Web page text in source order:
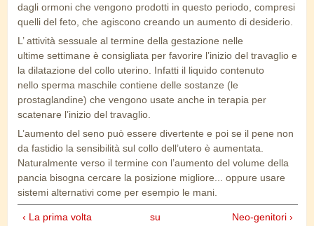
dagli ormoni che vengono prodotti in questo periodo, compresi
quelli del feto, che agiscono creando un aumento di desiderio.
L’ attività sessuale al termine della gestazione nelle
ultime settimane è consigliata per favorire l’inizio del travaglio e
la dilatazione del collo uterino. Infatti il liquido contenuto
nello sperma maschile contiene delle sostanze (le
prostaglandine) che vengono usate anche in terapia per
scatenare l’inizio del travaglio.
L’aumento del seno può essere divertente e poi se il pene non
da fastidio la sensibilità sul collo dell’utero è aumentata.
Naturalmente verso il termine con l’aumento del volume della
pancia bisogna cercare la posizione migliore... oppure usare
sistemi alternativi come per esempio le mani.
‹ La prima volta su Neo-genitori ›